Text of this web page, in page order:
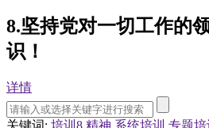
8.坚持党对一切工作的
识！
详情
关键词: 培训8 精神 系统培训 专题培